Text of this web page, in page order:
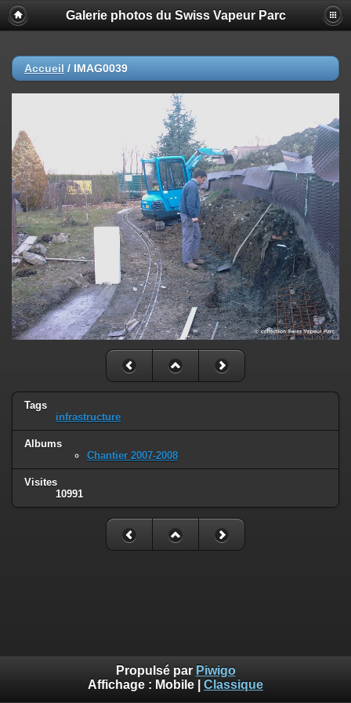
Galerie photos du Swiss Vapeur Parc
Accueil / IMAG0039
Tags
infrastructure
Albums
Chantier 2007-2008
Visites
10991
Propulsé par Piwigo
Affichage : Mobile Classique